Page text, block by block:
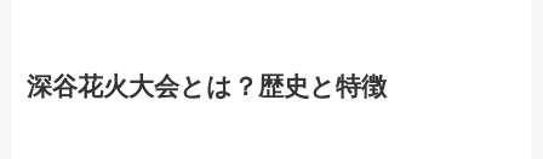
深谷花火大会とは？歴史と特徴